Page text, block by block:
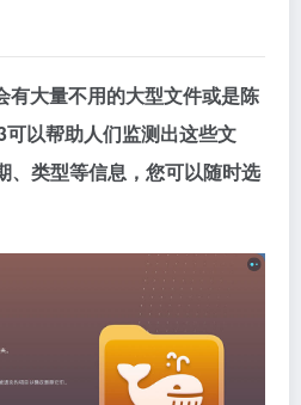
有大量不用的大型文件或是陈
以帮助人们监测出这些文
、类型等信息，您可以随时选